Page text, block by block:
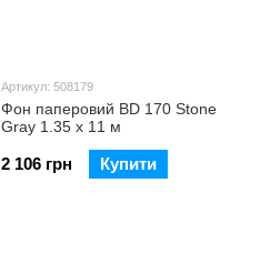
Артикул: 508179
Фон паперовий BD 170 Stone
Gray 1.35 х 11 м
2 106 грн Купити